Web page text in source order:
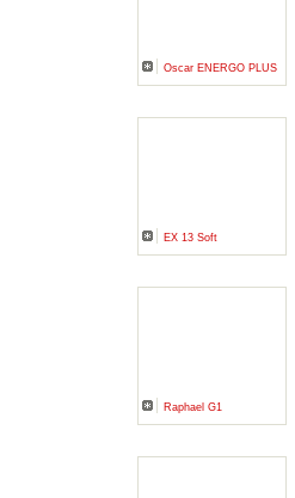
Oscar ENERGO PLUS
EX 13 Soft
Raphael G1